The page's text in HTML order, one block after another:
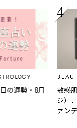
の運勢・8月
敏感
ジ）
ァン